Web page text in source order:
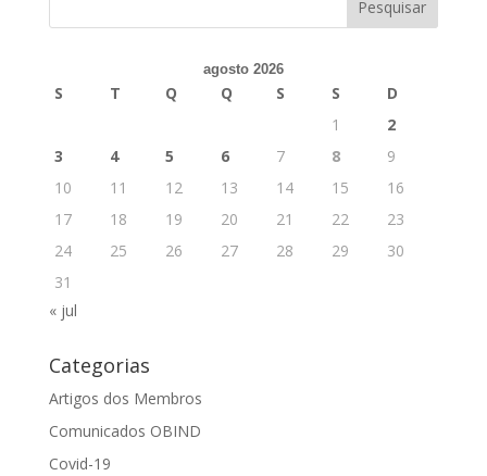
agosto 2026
S T Q Q S S
D
1
2
3
4 5 6 7 8
9
10
11 12 13 14 15
16
17
18 19 20 21 22
23
24
25 26 27 28 29
30
31
« jul
Categorias
Artigos dos Membros
Comunicados OBIND
Covid-19